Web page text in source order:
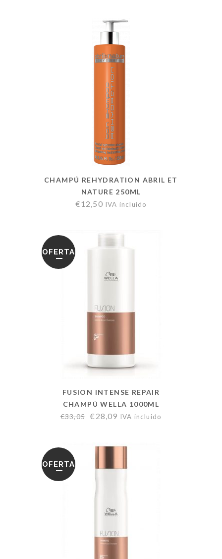
CHAMPÚ REHYDRATION ABRIL ET
NATURE 250ML
€12,50 IVA incluido
OFERTA
FUSION INTENSE REPAIR
CHAMPÚ WELLA 1000ML
€33,05 € 28,09 IVA incluido
OFERTA